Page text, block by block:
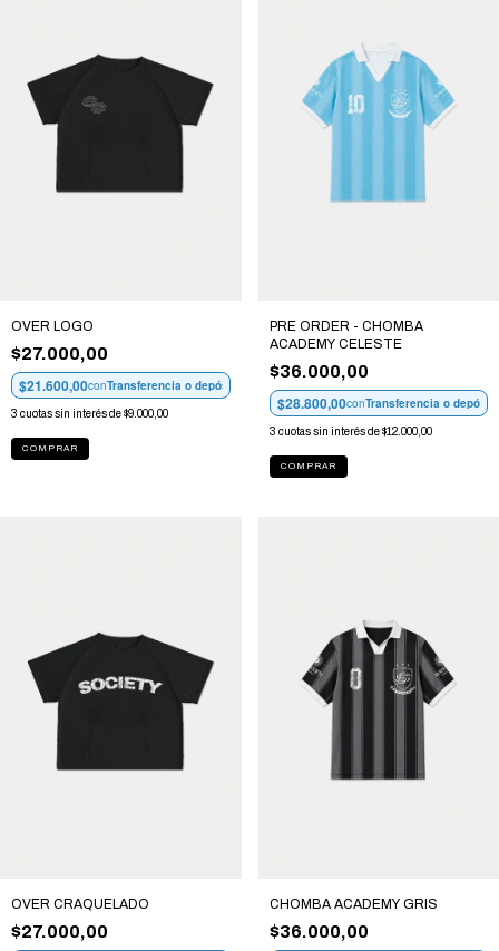
OVER LOGO
$27.000,00
$21.600,00conTransferencia o depósito
3 cuotas sin interés de$9.000,00
COMPRAR
PRE ORDER - CHOMBA
ACADEMY CELESTE
$36.000,00
$28.800,00conTransferencia o depósito
3 cuotas sin interés de$12.000,00
COMPRAR
OVER CRAQUELADO
$27.000,00
CHOMBA ACADEMY GRIS
$36.000,00